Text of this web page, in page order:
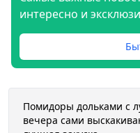
интересно и
Помидоры дольками с
вечера сами